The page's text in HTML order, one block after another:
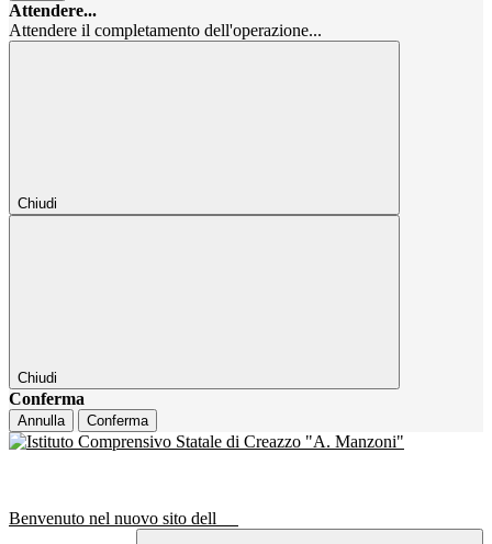
Attendere...
Attendere il completamento dell'operazione...
Chiudi
Chiudi
Conferma
Annulla Conferma
Benvenuto nel nuovo sito dell